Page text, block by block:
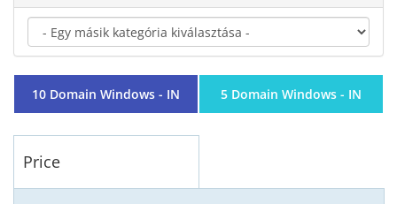
10 Domain Windows - IN 5 Domain Windows - IN
Price